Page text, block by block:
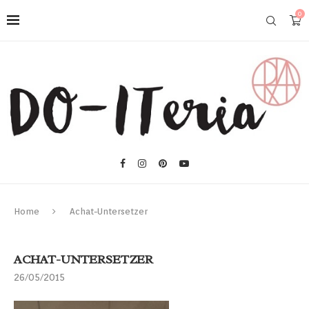
0
Home Achat-Untersetzer
ACHAT-UNTERSETZER
26/05/2015